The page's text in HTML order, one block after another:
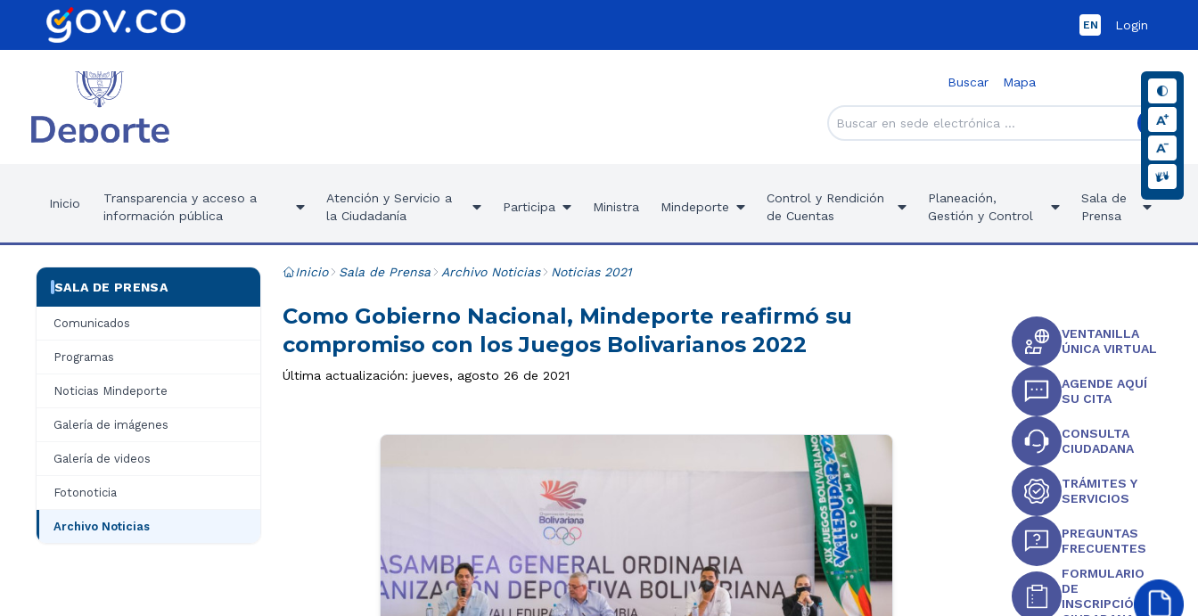
EN Login
Buscar Mapa
Inicio
Transparencia y acceso a
información pública
Atención y Servicio a
la Ciudadanía
Participa Ministra Mindeporte
Control y Rendición
de Cuentas
Planeación,
Gestión y Control
Sala de
Prensa
SALA DE PRENSA
Comunicados
Programas
Noticias Mindeporte
Galería de imágenes
Galería de videos
Fotonoticia
Archivo Noticias
Inicio Sala de Prensa Archivo Noticias Noticias 2021
Como Gobierno Nacional, Mindeporte reafirmó su
compromiso con los Juegos Bolivarianos 2022
Última actualización: jueves, agosto 26 de 2021
VENTANILLA
ÚNICA VIRTUAL
AGENDE AQUÍ
SU CITA
CONSULTA
CIUDADANA
TRÁMITES Y
SERVICIOS
PREGUNTAS
FRECUENTES
FORMULARIO
DE
INSCRIPCIÓN